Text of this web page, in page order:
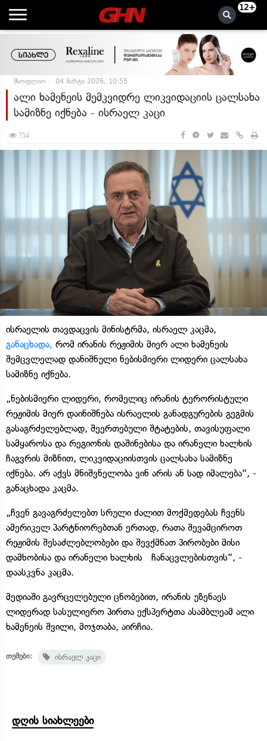
12+
მსოფლიო 04 მარტი 2026, 10:55
ალი ხამენეის მემკვიდრე ლიკვიდაციის ცალსახა
სამიზნე იქნება - ისრაელ კაცი
754
ისრაელის თავდაცვის მინისტრმა, ისრაელ კაცმა,
განაცხადა, რომ ირანის რეჟიმის მიერ ალი ხამენეის
შემცვლელად დანიშნული ნებისმიერი ლიდერი ცალსახა
სამიზნე იქნება.
„ნებისმიერი ლიდერი, რომელიც ირანის ტერორისტული
რეჟიმის მიერ დაინიშნება ისრაელის განადგურების გეგმის
გასაგრძელებლად, შეერთებული შტატების, თავისუფალი
სამყაროსა და რეგიონის დაშინებისა და ირანელი ხალხის
ჩაგვრის მიზნით, ლიკვიდაციისთვის ცალსახა სამიზნე
იქნება. არ აქვს მნიშვნელობა ვინ არის ან სად იმალება“, -
განაცხადა კაცმა.
„ჩვენ გავაგრძელებთ სრული ძალით მოქმედებას ჩვენს
ამერიკელ პარტნიორებთან ერთად, რათა შევამციროთ
რეჟიმის შესაძლებლობები და შევქმნათ პირობები მისი
დამხობისა და ირანელი ხალხის ჩანაცვლებისთვის“, -
დაასკვნა კაცმა.
მედიაში გავრცელებული ცნობებით, ირანის უზენაეს
ლიდერად სასულიერო პირთა ექსპერტთა ასამბლეამ ალი
ხამენეის შვილი, მოჯთაბა, აირჩია.
თემები: ისრაელ კაცი
დღის სიახლეები